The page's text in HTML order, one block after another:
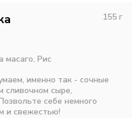
155 г
масаго, Рис
именно так - сочные
сливочном сыре,
себе немного
и свежестью!